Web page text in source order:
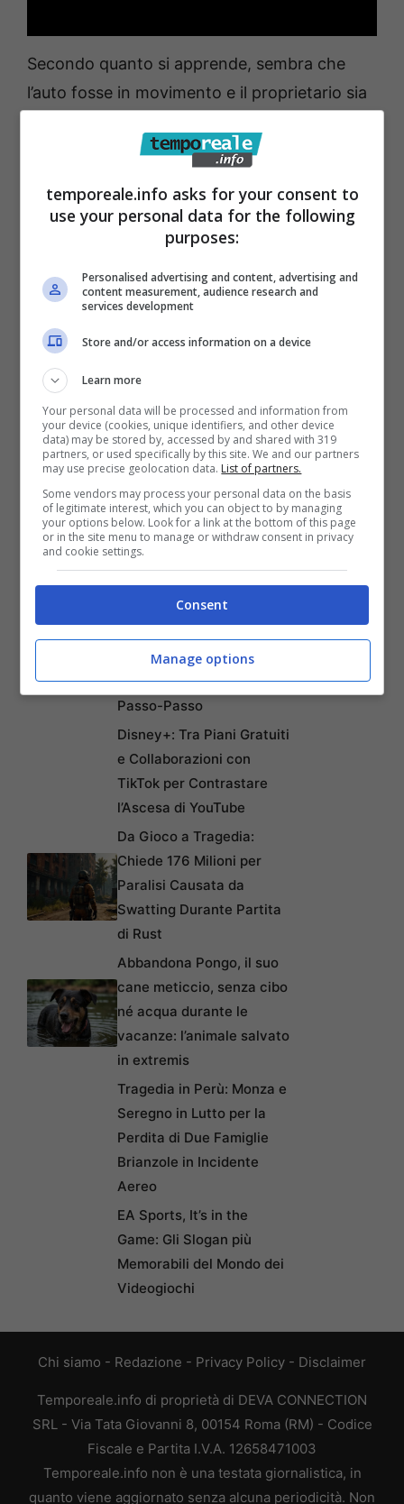
Secondo quanto si apprende, sembra che
l’auto fosse in movimento e il proprietario sia
prima che fosse troppo tardi.
Articoli recenti
Automatici di Modelli AI da
4GB su Chrome: Guida
Passo-Passo
Disney+: Tra Piani Gratuiti
e Collaborazioni con
TikTok per Contrastare
l’Ascesa di YouTube
Da Gioco a Tragedia:
Chiede 176 Milioni per
Paralisi Causata da
Swatting Durante Partita
di Rust
Abbandona Pongo, il suo
cane meticcio, senza cibo
né acqua durante le
vacanze: l’animale salvato
in extremis
Tragedia in Perù: Monza e
Seregno in Lutto per la
Perdita di Due Famiglie
Brianzole in Incidente
Aereo
EA Sports, It’s in the
Game: Gli Slogan più
Memorabili del Mondo dei
Videogiochi
Chi siamo - Redazione - Privacy Policy - Disclaimer
Temporeale.info di proprietà di DEVA CONNECTION
SRL - Via Tata Giovanni 8, 00154 Roma (RM) - Codice
Fiscale e Partita I.V.A. 12658471003
Temporeale.info non è una testata giornalistica, in
quanto viene aggiornato senza alcuna periodicità. Non
temporeale.info asks for your consent to
use your personal data for the following
purposes:
Personalised advertising and content, advertising and
content measurement, audience research and
services development
Store and/or access information on a device
Learn more
Your personal data will be processed and information from
your device (cookies, unique identifiers, and other device
data) may be stored by, accessed by and shared with 319
partners, or used specifically by this site. We and our partners
may use precise geolocation data. List of partners.
Some vendors may process your personal data on the basis
of legitimate interest, which you can object to by managing
your options below. Look for a link at the bottom of this page
or in the site menu to manage or withdraw consent in privacy
and cookie settings.
Consent
Manage options